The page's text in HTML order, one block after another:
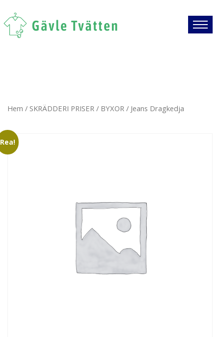
Hem / SKRÄDDERI PRISER / BYXOR / Jeans Dragkedja
Rea!